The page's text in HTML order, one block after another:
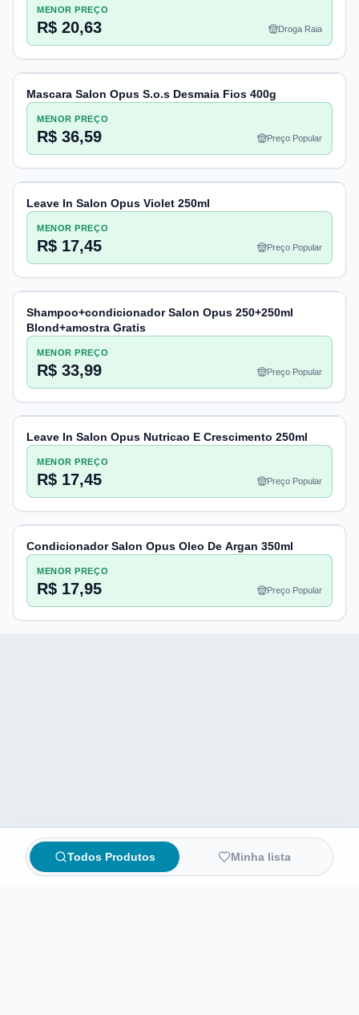
MENOR PREÇO
R$ 20,63 Droga Raia
Mascara Salon Opus S.o.s Desmaia Fios 400g
MENOR PREÇO
R$ 36,59 Preço Popular
Leave In Salon Opus Violet 250ml
MENOR PREÇO
R$ 17,45 Preço Popular
Shampoo+condicionador Salon Opus 250+250ml
Blond+amostra Gratis
MENOR PREÇO
R$ 33,99 Preço Popular
Leave In Salon Opus Nutricao E Crescimento 250ml
MENOR PREÇO
R$ 17,45 Preço Popular
Condicionador Salon Opus Oleo De Argan 350ml
MENOR PREÇO
R$ 17,95 Preço Popular
Todos Produtos Minha lista